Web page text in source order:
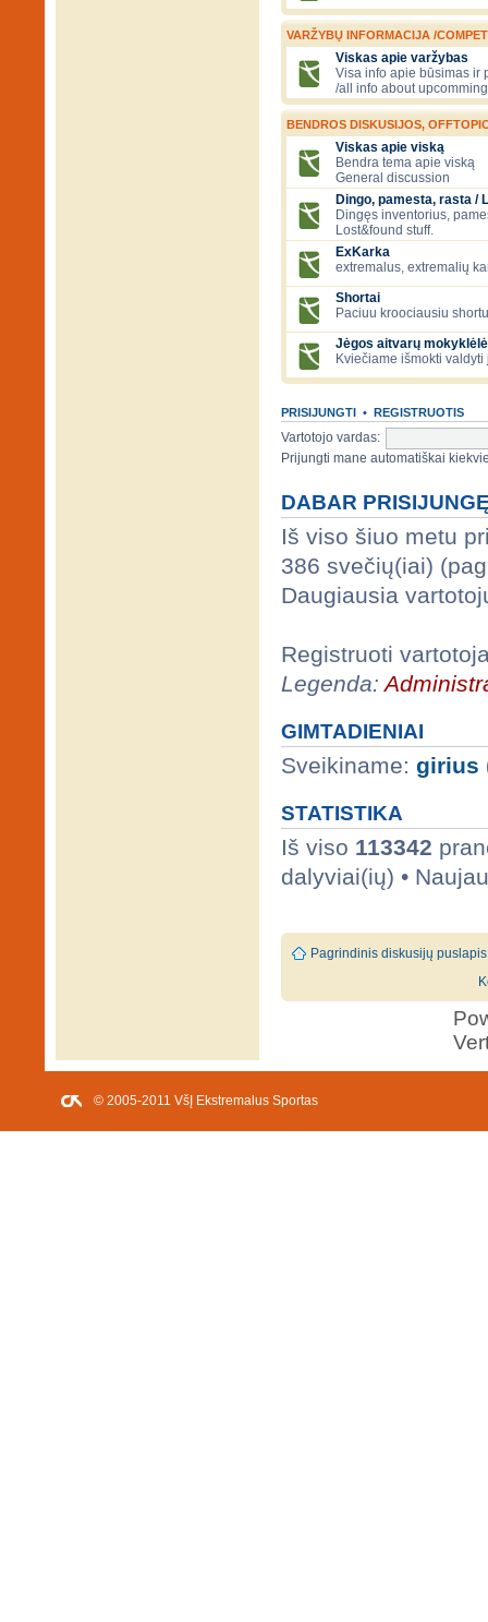
VARŽYBŲ INFORMACIJA /
Viskas apie varžybas
Visa info apie būsimas ir
/all info about
BENDROS DISKUSIJOS,
Viskas apie viską
Bendra tema apie viską
General discussion
Dingo, pamesta, rasta /
Dingęs inventorius,
Lost&found stuff.
ExKarka
extremalus, extremalių
Shortai
Paciuu kroociausiu
Jėgos aitvarų mokyklėlė
Kviečiame išmokti
PRISIJUNGTI • REGISTRUOTIS
Vartotojo vardas:
Prijungti mane automatiškai
DABAR
Iš viso šiuo metu
386 svečių(iai)
Daugiausia
Registruoti
Legenda:
GIMTADIENIAI
Sveikiname: girius
STATISTIKA
Iš viso 113342
dalyviai(ių) •
Pagrindinis diskusijų puslapis
© 2005-2011 VšĮ Ekstremalus Sportas